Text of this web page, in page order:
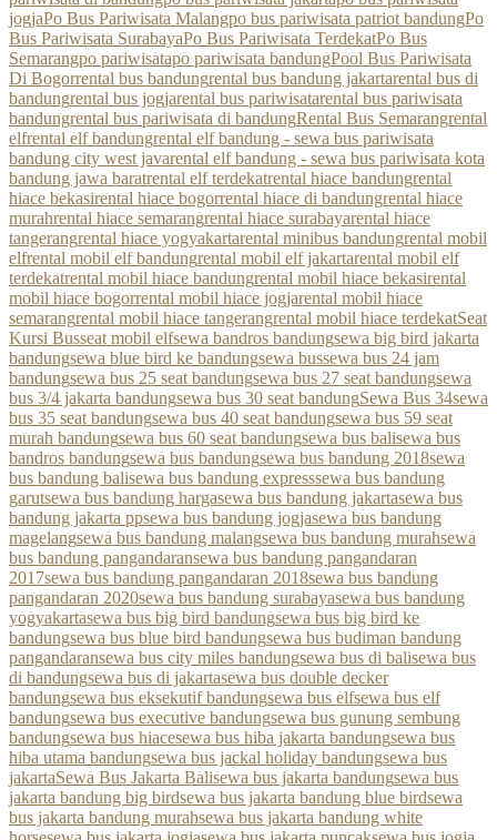
jogjaPo Bus Pariwisata Malangpo bus pariwisata patriot bandungPo
Bus Pariwisata SurabayaPo Bus Pariwisata TerdekatPo Bus
Semarangpo pariwisatapo pariwisata bandungPool Bus Pariwisata
Di Bogorrental bus bandungrental bus bandung jakartarental bus di
bandungrental bus jogjarental bus pariwisatarental bus pariwisata
bandungrental bus pariwisata di bandungRental Bus Semarangrental
elfrental elf bandungrental elf bandung - sewa bus pariwisata
bandung city west javarental elf bandung - sewa bus pariwisata kota
bandung jawa baratrental elf terdekatrental hiace bandungrental
hiace bekasirental hiace bogorrental hiace di bandungrental hiace
murahrental hiace semarangrental hiace surabayarental hiace
tangerangrental hiace yogyakartarental minibus bandungrental mobil
elfrental mobil elf bandungrental mobil elf jakartarental mobil elf
terdekatrental mobil hiace bandungrental mobil hiace bekasirental
mobil hiace bogorrental mobil hiace jogjarental mobil hiace
semarangrental mobil hiace tangerangrental mobil hiace terdekatSeat
Kursi Busseat mobil elfsewa bandros bandungsewa big bird jakarta
bandungsewa blue bird ke bandungsewa bussewa bus 24 jam
bandungsewa bus 25 seat bandungsewa bus 27 seat bandungsewa
bus 3/4 jakarta bandungsewa bus 30 seat bandungSewa Bus 34sewa
bus 35 seat bandungsewa bus 40 seat bandungsewa bus 59 seat
murah bandungsewa bus 60 seat bandungsewa bus balisewa bus
bandros bandungsewa bus bandungsewa bus bandung 2018sewa
bus bandung balisewa bus bandung expresssewa bus bandung
garutsewa bus bandung hargasewa bus bandung jakartasewa bus
bandung jakarta ppsewa bus bandung jogjasewa bus bandung
magelangsewa bus bandung malangsewa bus bandung murahsewa
bus bandung pangandaransewa bus bandung pangandaran
2017sewa bus bandung pangandaran 2018sewa bus bandung
pangandaran 2020sewa bus bandung surabayasewa bus bandung
yogyakartasewa bus big bird bandungsewa bus big bird ke
bandungsewa bus blue bird bandungsewa bus budiman bandung
pangandaransewa bus city miles bandungsewa bus di balisewa bus
di bandungsewa bus di jakartasewa bus double decker
bandungsewa bus eksekutif bandungsewa bus elfsewa bus elf
bandungsewa bus executive bandungsewa bus gunung sembung
bandungsewa bus hiacesewa bus hiba jakarta bandungsewa bus
hiba utama bandungsewa bus jackal holiday bandungsewa bus
jakartaSewa Bus Jakarta Balisewa bus jakarta bandungsewa bus
jakarta bandung big birdsewa bus jakarta bandung blue birdsewa
bus jakarta bandung murahsewa bus jakarta bandung white